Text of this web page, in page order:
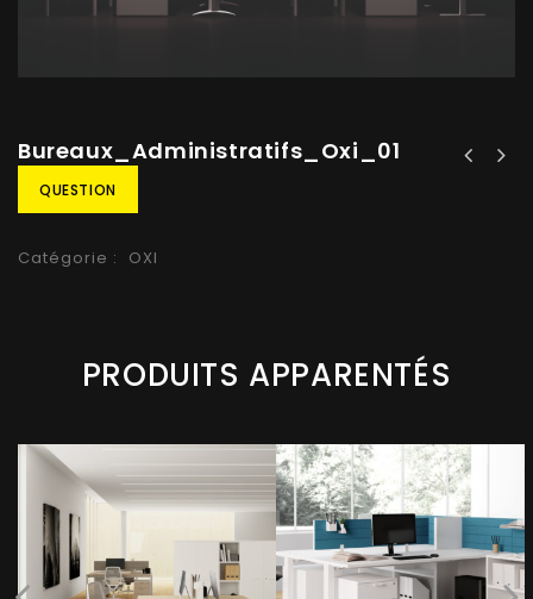
Bureaux_Administratifs_Oxi_01
QUESTION
Catégorie : OXI
PRODUITS APPARENTÉS